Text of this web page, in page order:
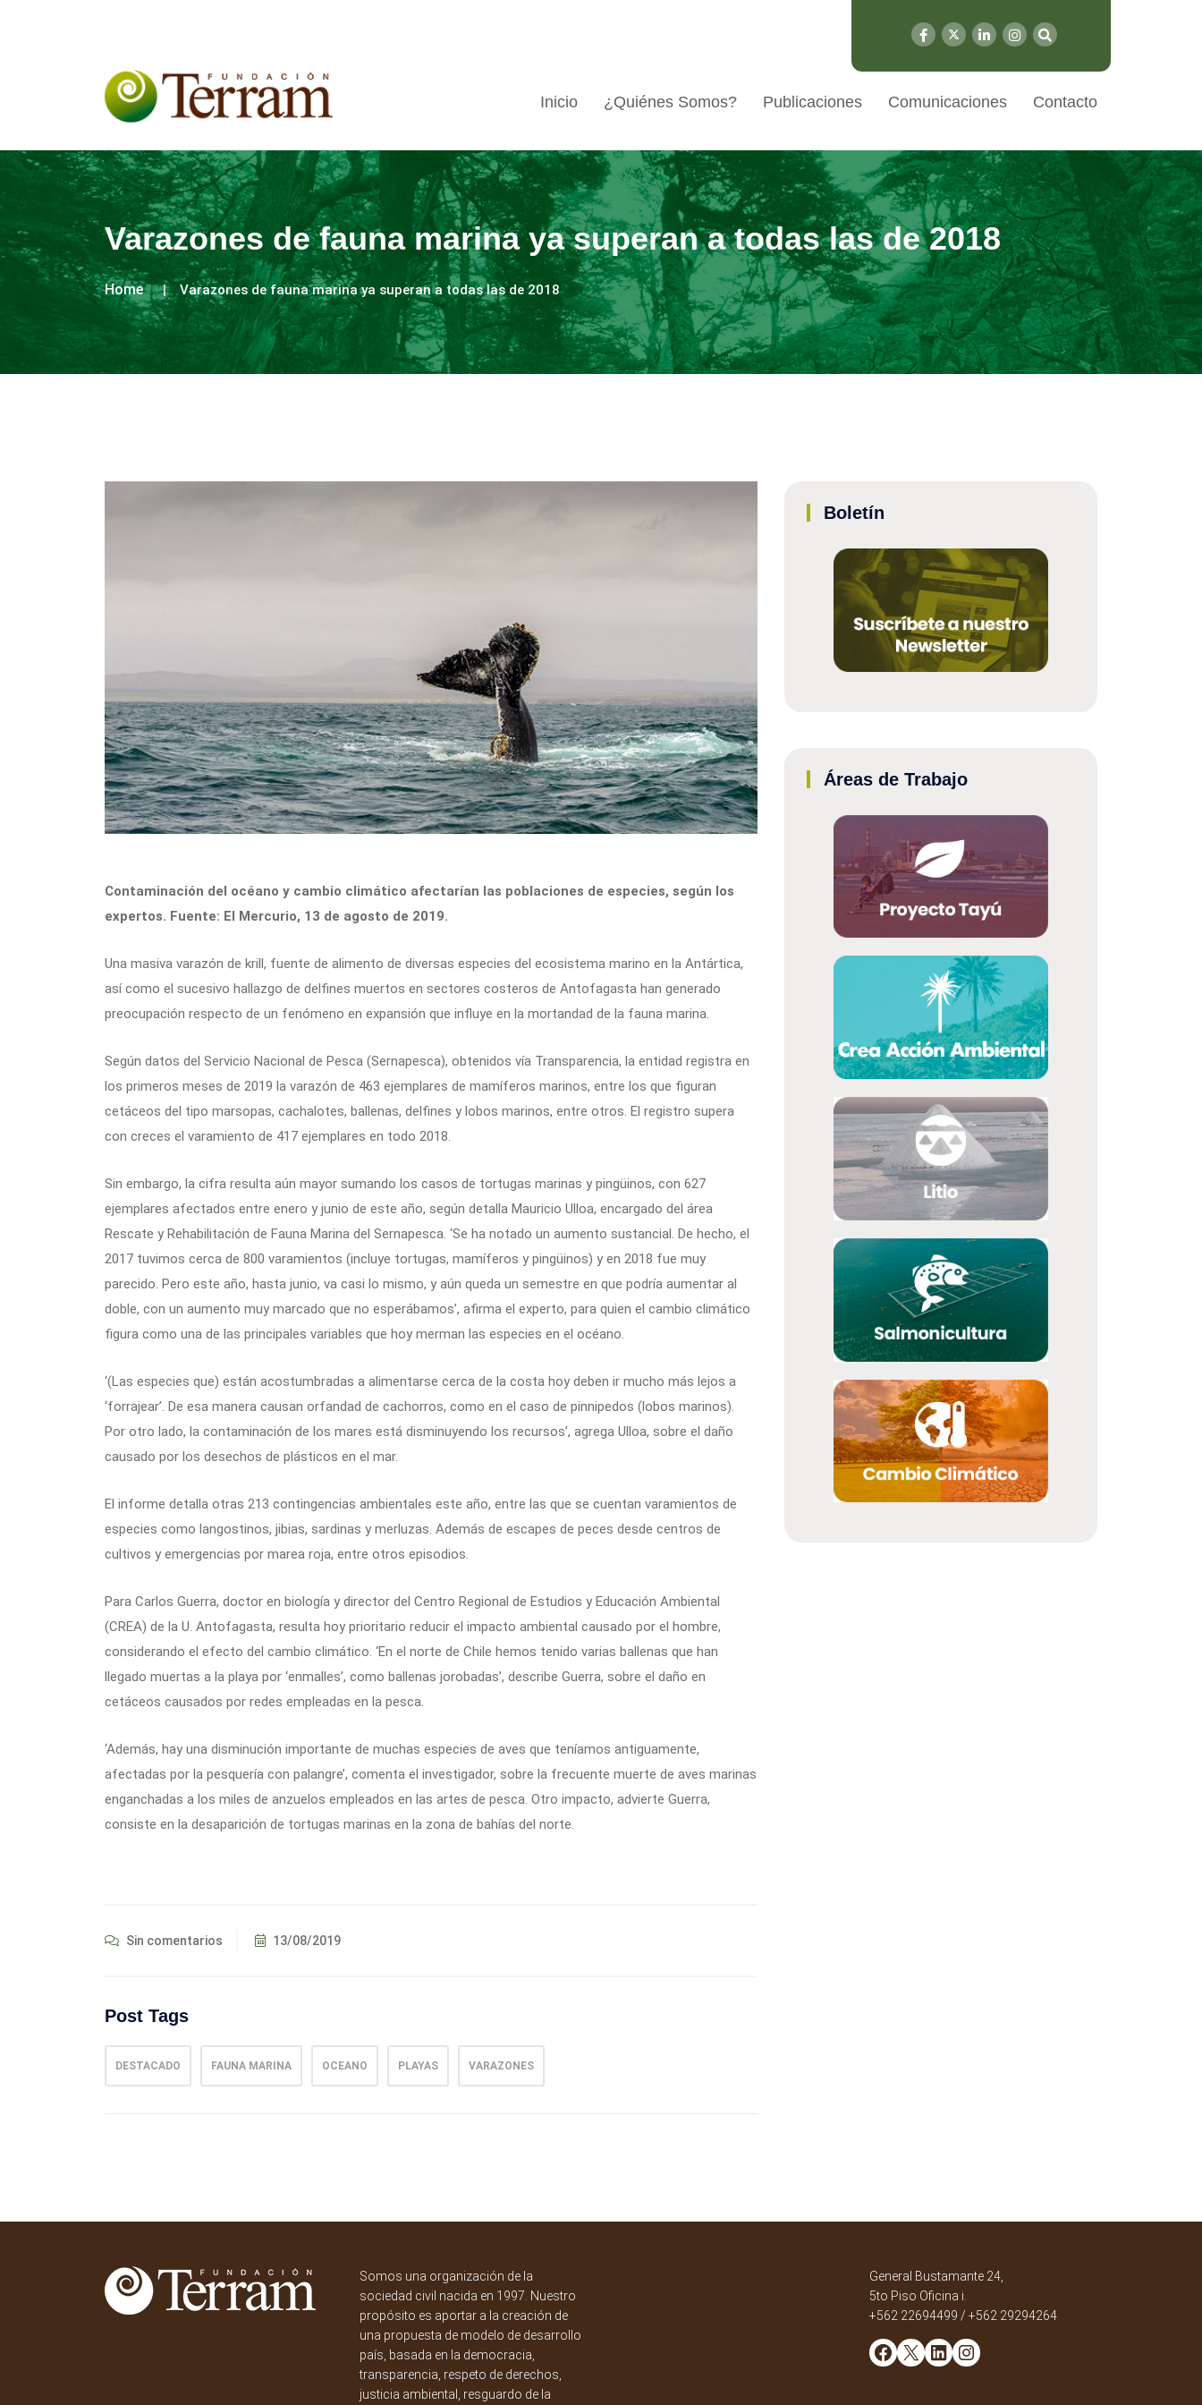
Inicio ¿Quiénes Somos? Publicaciones Comunicaciones Contacto
Varazones de fauna marina ya superan a todas las de 2018
Home Varazones de fauna marina ya superan a todas las de 2018
Contaminación del océano y cambio climático afectarían las poblaciones de especies, según los
expertos. Fuente: El Mercurio, 13 de agosto de 2019.
Una masiva varazón de krill, fuente de alimento de diversas especies del ecosistema marino en la Antártica,
así como el sucesivo hallazgo de delfines muertos en sectores costeros de Antofagasta han generado
preocupación respecto de un fenómeno en expansión que influye en la mortandad de la fauna marina.
Según datos del Servicio Nacional de Pesca (Sernapesca), obtenidos vía Transparencia, la entidad registra en
los primeros meses de 2019 la varazón de 463 ejemplares de mamíferos marinos, entre los que figuran
cetáceos del tipo marsopas, cachalotes, ballenas, delfines y lobos marinos, entre otros. El registro supera
con creces el varamiento de 417 ejemplares en todo 2018.
Sin embargo, la cifra resulta aún mayor sumando los casos de tortugas marinas y pingüinos, con 627
ejemplares afectados entre enero y junio de este año, según detalla Mauricio Ulloa, encargado del área
Rescate y Rehabilitación de Fauna Marina del Sernapesca. ‘Se ha notado un aumento sustancial. De hecho, el
2017 tuvimos cerca de 800 varamientos (incluye tortugas, mamíferos y pingüinos) y en 2018 fue muy
parecido. Pero este año, hasta junio, va casi lo mismo, y aún queda un semestre en que podría aumentar al
doble, con un aumento muy marcado que no esperábamos’, afirma el experto, para quien el cambio climático
figura como una de las principales variables que hoy merman las especies en el océano.
‘(Las especies que) están acostumbradas a alimentarse cerca de la costa hoy deben ir mucho más lejos a
‘forrajear’. De esa manera causan orfandad de cachorros, como en el caso de pinnipedos (lobos marinos).
Por otro lado, la contaminación de los mares está disminuyendo los recursos’, agrega Ulloa, sobre el daño
causado por los desechos de plásticos en el mar.
El informe detalla otras 213 contingencias ambientales este año, entre las que se cuentan varamientos de
especies como langostinos, jibias, sardinas y merluzas. Además de escapes de peces desde centros de
cultivos y emergencias por marea roja, entre otros episodios.
Para Carlos Guerra, doctor en biología y director del Centro Regional de Estudios y Educación Ambiental
(CREA) de la U. Antofagasta, resulta hoy prioritario reducir el impacto ambiental causado por el hombre,
considerando el efecto del cambio climático. ‘En el norte de Chile hemos tenido varias ballenas que han
llegado muertas a la playa por ‘enmalles’, como ballenas jorobadas’, describe Guerra, sobre el daño en
cetáceos causados por redes empleadas en la pesca.
‘Además, hay una disminución importante de muchas especies de aves que teníamos antiguamente,
afectadas por la pesquería con palangre’, comenta el investigador, sobre la frecuente muerte de aves marinas
enganchadas a los miles de anzuelos empleados en las artes de pesca. Otro impacto, advierte Guerra,
consiste en la desaparición de tortugas marinas en la zona de bahías del norte.
Sin comentarios 13/08/2019
Post Tags
DESTACADO FAUNA MARINA OCEANO PLAYAS VARAZONES
Boletín
Áreas de Trabajo
Somos una organización de la
sociedad civil nacida en 1997. Nuestro
propósito es aportar a la creación de
una propuesta de modelo de desarrollo
país, basada en la democracia,
transparencia, respeto de derechos,
justicia ambiental, resguardo de la
General Bustamante 24,
5to Piso Oficina i.
+562 22694499 / +562 29294264